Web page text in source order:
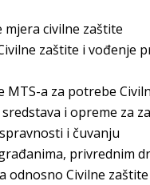
civilne zaštite
zaštite i vođenje
MTS-a za potrebe
i opreme za
i čuvanju
privrednim
odnosno Civilne zaštite